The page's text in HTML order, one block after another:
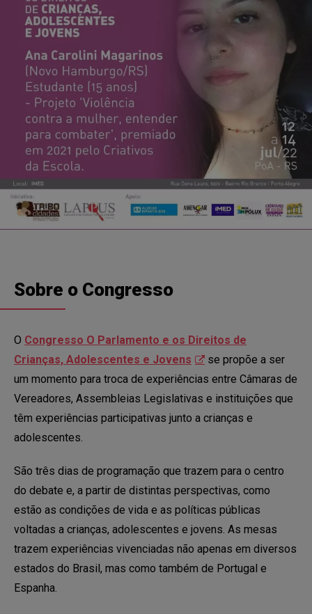
Sobre o Congresso
O Congresso O Parlamento e os Direitos de
Crianças, Adolescentes e Jovens
se propõe a ser
um momento para troca de experiências entre Câmaras de
Vereadores, Assembleias Legislativas e instituições que
têm experiências participativas junto a crianças e
adolescentes.
São três dias de programação que trazem para o centro
do debate e, a partir de distintas perspectivas, como
estão as condições de vida e as políticas públicas
voltadas a crianças, adolescentes e jovens. As mesas
trazem experiências vivenciadas não apenas em diversos
estados do Brasil, mas como também de Portugal e
Espanha.